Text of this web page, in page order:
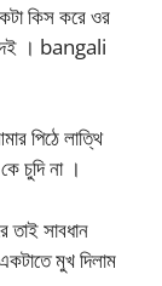
কিস করে ওর
দেই । bangali
পিঠে লাত্থি
চুদি না ।
তাই সাবধান
মুখ দিলাম